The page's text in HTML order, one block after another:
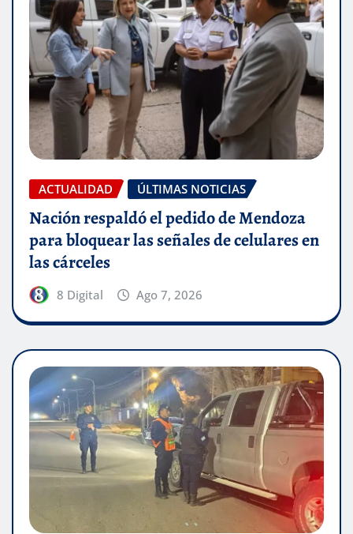
ACTUALIDAD ÚLTIMAS NOTICIAS
Nación respaldó el pedido de Mendoza
para bloquear las señales de celulares en
las cárceles
8 Digital Ago 7, 2026